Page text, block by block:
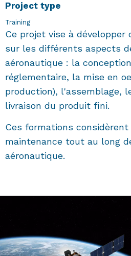
Project type
Training
Ce projet vise à développer
sur les différents aspects
aéronautique : la
réglementaire, la mise en
production), l'assemblage,
livraison du produit fini.
Ces formations
maintenance tout au long
aéronautique.